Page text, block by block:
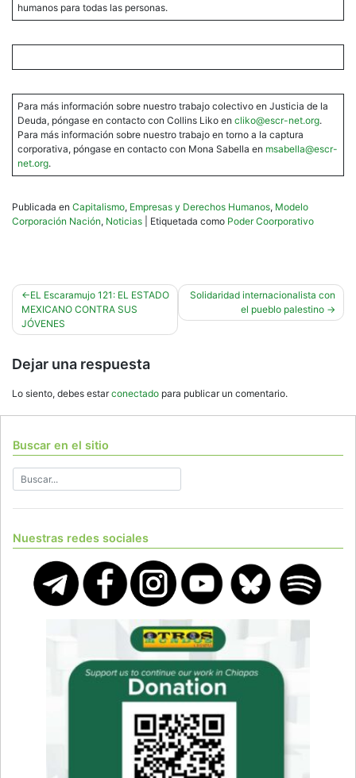
humanos para todas las personas.
Para más información sobre nuestro trabajo colectivo en Justicia de la
Deuda, póngase en contacto con Collins Liko en cliko@escr-net.org.
Para más información sobre nuestro trabajo en torno a la captura
corporativa, póngase en contacto con Mona Sabella en msabella@escr-
net.org.
Publicada en Capitalismo, Empresas y Derechos Humanos, Modelo
Corporación Nación, Noticias Etiquetada como Poder Coorporativo
Navegación
de
entradas
EL Escaramujo 121: EL ESTADO
MEXICANO CONTRA SUS
JÓVENES
Solidaridad internacionalista con
el pueblo palestino
Dejar una respuesta
Lo siento, debes estarconectado para publicar un comentario.
Buscar en el sitio
Nuestras redes sociales